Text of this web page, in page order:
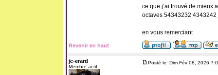
ce que j’ai trouvé de mieux
octaves 54343232 4343242
en vous remerciant
Revenir en haut
jc-erard
Membre actif
Posté le: Dim Fév 08, 2026